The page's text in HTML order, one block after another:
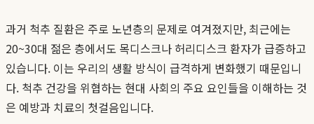
과거 척추 질환은 주로 노년층의 문제로 여겨졌지만, 최근에는
20~30대 젊은 층에서도 목디스크나 허리디스크 환자가 급증하고
있습니다. 이는 우리의 생활 방식이 급격하게 변화했기 때문입니
다. 척추 건강을 위협하는 현대 사회의 주요 요인들을 이해하는 것
은 예방과 치료의 첫걸음입니다.